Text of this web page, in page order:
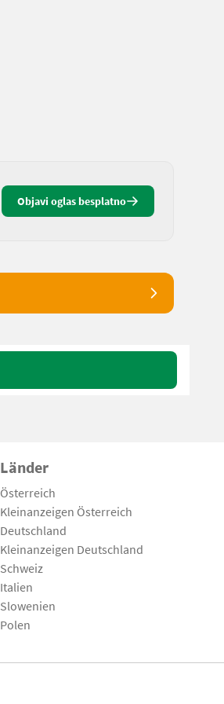
Objavi oglas besplatno
Länder
Österreich
Kleinanzeigen Österreich
Deutschland
Kleinanzeigen Deutschland
Schweiz
Italien
Slowenien
Polen